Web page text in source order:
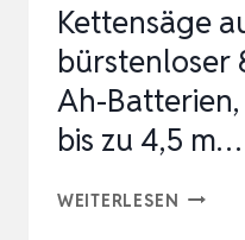
Kettensäge
bürstenloser
Ah-
bis zu 4,5 m…
WEITERLESEN